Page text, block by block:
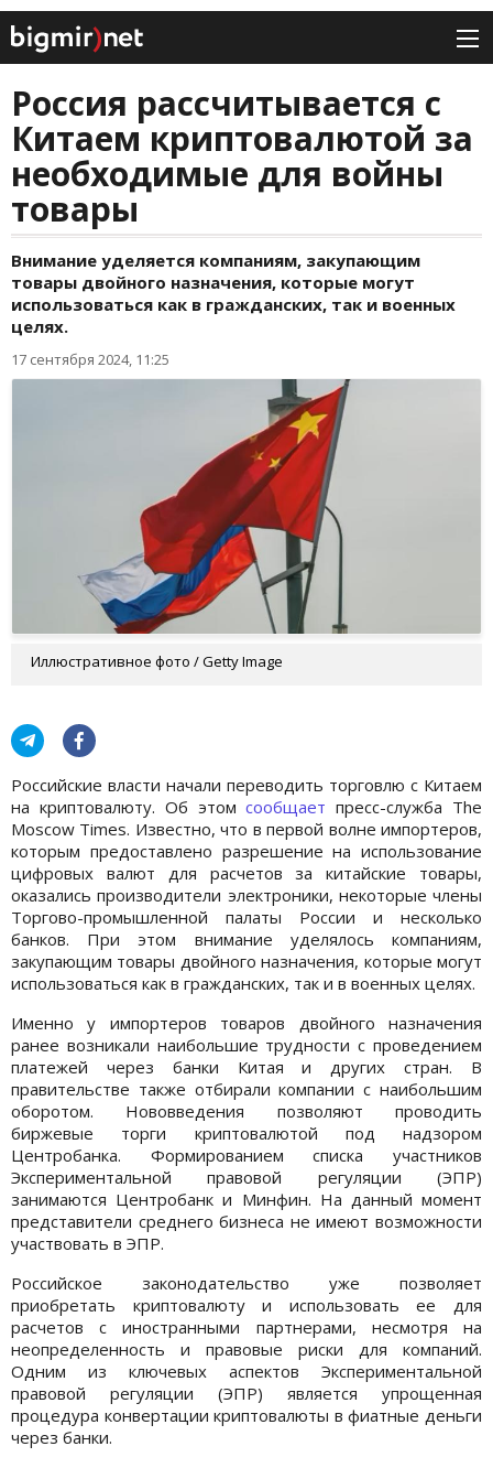
Россия рассчитывается с
Китаем криптовалютой за
необходимые для войны
товары
Внимание уделяется компаниям, закупающим
товары двойного назначения, которые могут
использоваться как в гражданских, так и военных
целях.
17 сентября 2024, 11:25
Иллюстративное фото / Getty Image
Российские власти начали переводить торговлю с Китаем
на криптовалюту. Об этомсообщает пресс-служба The
Moscow Times. Известно, что в первой волне импортеров,
которым предоставлено разрешение на использование
цифровых валют для расчетов за китайские товары,
оказались производители электроники, некоторые члены
Торгово-промышленной палаты России и несколько
банков. При этом внимание уделялось компаниям,
закупающим товары двойного назначения, которые могут
использоваться как в гражданских, так и в военных целях.
Именно у импортеров товаров двойного назначения
ранее возникали наибольшие трудности с проведением
платежей через банки Китая и других стран. В
правительстве также отбирали компании с наибольшим
оборотом. Нововведения позволяют проводить
биржевые торги криптовалютой под надзором
Центробанка. Формированием списка участников
Экспериментальной правовой регуляции (ЭПР)
занимаются Центробанк и Минфин. На данный момент
представители среднего бизнеса не имеют возможности
участвовать в ЭПР.
Российское законодательство уже позволяет
приобретать криптовалюту и использовать ее для
расчетов с иностранными партнерами, несмотря на
неопределенность и правовые риски для компаний.
Одним из ключевых аспектов Экспериментальной
правовой регуляции (ЭПР) является упрощенная
процедура конвертации криптовалюты в фиатные деньги
через банки.